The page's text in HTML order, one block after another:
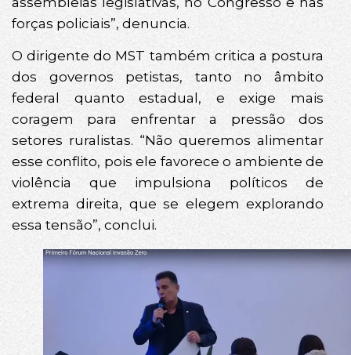
forças policiais”, denuncia.
O dirigente do MST também critica a postura
dos governos petistas, tanto no âmbito
federal quanto estadual, e exige mais
coragem para enfrentar a pressão dos
setores ruralistas. “Não queremos alimentar
esse conflito, pois ele favorece o ambiente de
violência que impulsiona políticos de
extrema direita, que se elegem explorando
essa tensão”, conclui.